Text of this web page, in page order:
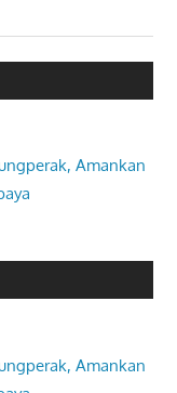
Amankan
Amankan